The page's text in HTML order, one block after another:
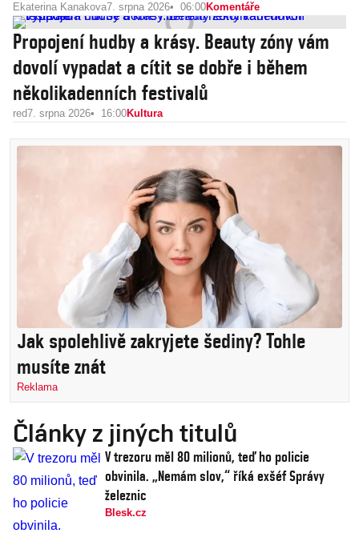
Ekaterina Kanakova7. srpna 2026 06:00Komentáře
Propojení hudby a krásy. Beauty zóny vám
dovolí vypadat a cítit se dobře i během
několikadenních festivalů
red7. srpna 2026 16:00Kultura
Jak spolehlivě zakryjete šediny? Tohle
musíte znát
Reklama
Články z jiných titulů
V trezoru měl 80 milionů, teď ho policie
obvinila. „Nemám slov,“ říká exšéf Správy
železnic
Blesk.cz